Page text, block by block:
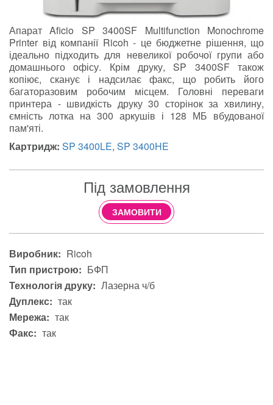
Апарат Aficio SP 3400SF Multifunction Monochrome
Printer від компанії Ricoh - це бюджетне рішення, що
ідеально підходить для невеликої робочої групи або
домашнього офісу. Крім друку, SP 3400SF також
копіює, сканує і надсилає факс, що робить його
багаторазовим робочим місцем. Головні переваги
принтера - швидкість друку 30 сторінок за хвилину,
ємність лотка на 300 аркушів і 128 МБ вбудованої
пам'яті.
Картридж: SP 3400LE, SP 3400HE
Під замовлення
ЗАМОВИТИ
Виробник: Ricoh
Тип пристрою: БФП
Технологія друку: Лазерна ч/б
Дуплекс: так
Мережа: так
Факс: так